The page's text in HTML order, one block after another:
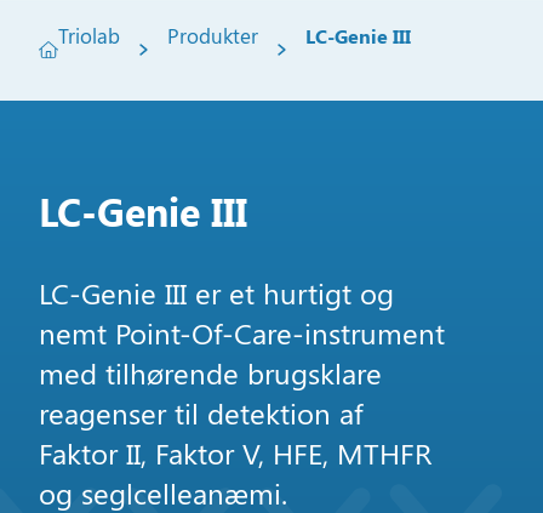
Triolab Produkter LC-Genie III
LC-Genie III
LC-Genie III er et hurtigt og
nemt Point-Of-Care-instrument
med tilhørende brugsklare
reagenser til detektion af
Faktor II, Faktor V, HFE, MTHFR
og seglcelleanæmi.